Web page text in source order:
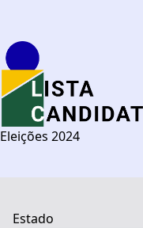
Eleições 2024
Estado